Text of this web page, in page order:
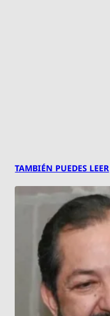
TAMBIÉN PUEDES LEER